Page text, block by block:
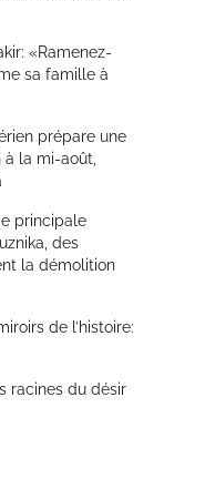
«Ramenez-
sa famille à
prépare une
la mi-août,
principale
des
la démolition
de l’histoire:
racines du désir